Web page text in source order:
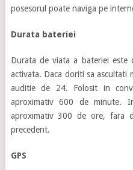
posesorul poate naviga pe
Durata bateriei
Durata de viata a bateriei
activata. Daca doriti sa ascultati
auditie de 24. Folosit in
aproximativ 600 de minute.
aproximativ 300 de ore, fara
precedent.
GPS